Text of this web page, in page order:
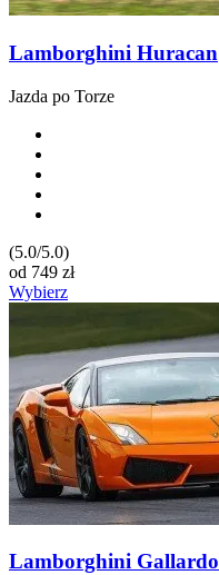
Lamborghini Huracan
Jazda po Torze
(5.0/5.0)
od 749 zł
Wybierz
Lamborghini Gallardo